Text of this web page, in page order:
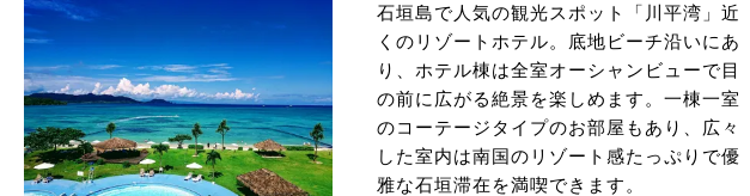
石垣島で人気の観光スポット「川平湾」近
くのリゾートホテル。底地ビーチ沿いにあ
り、ホテル棟は全室オーシャンビューで目
の前に広がる絶景を楽しめます。一棟一室
のコーテージタイプのお部屋もあり、広々
した室内は南国のリゾート感たっぷりで優
雅な石垣滞在を満喫できます。